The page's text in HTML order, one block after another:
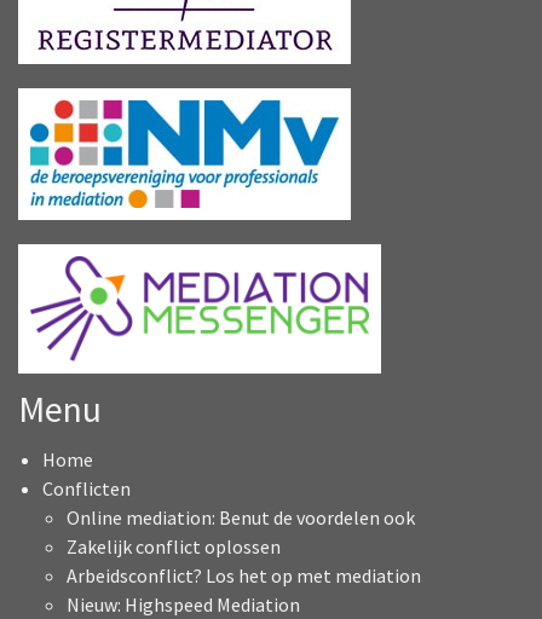
Menu
Home
Conflicten
Online mediation: Benut de voordelen ook
Zakelijk conflict oplossen
Arbeidsconflict? Los het op met mediation
Nieuw: Highspeed Mediation